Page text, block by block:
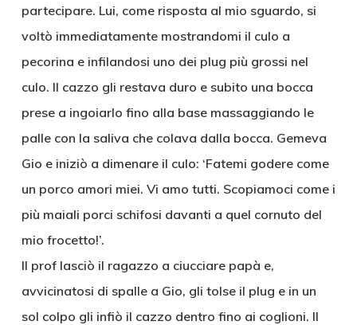
partecipare. Lui, come risposta al mio sguardo, si
voltò immediatamente mostrandomi il culo a
pecorina e infilandosi uno dei plug più grossi nel
culo. Il cazzo gli restava duro e subito una bocca
prese a ingoiarlo fino alla base massaggiando le
palle con la saliva che colava dalla bocca. Gemeva
Gio e iniziò a dimenare il culo: ‘Fatemi godere come
un porco amori miei. Vi amo tutti. Scopiamoci come i
più maiali porci schifosi davanti a quel cornuto del
mio frocetto!’.
Il prof lasciò il ragazzo a ciucciare papà e,
avvicinatosi di spalle a Gio, gli tolse il plug e in un
sol colpo gli infiò il cazzo dentro fino ai coglioni. Il